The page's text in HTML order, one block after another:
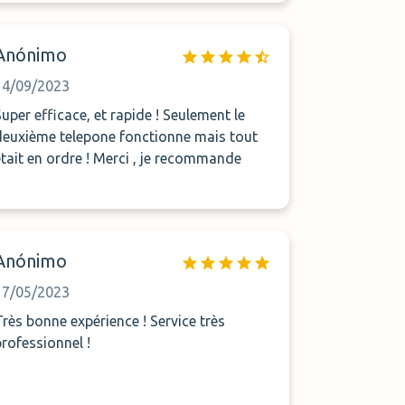
09/2023
efficace, et rapide ! Seulement le
telepone fonctionne mais tout
était en ordre ! Merci , je recommande
05/2023
bonne expérience ! Service très
!